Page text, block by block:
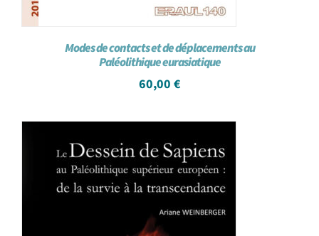
Modes de contacts et de déplacements au
Paléolithique eurasiatique
60,00 €